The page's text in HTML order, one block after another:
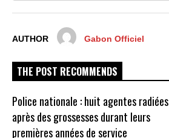
AUTHOR Gabon Officiel
THE POST RECOMMENDS
Police nationale : huit agentes radiées
après des grossesses durant leurs
premières années de service